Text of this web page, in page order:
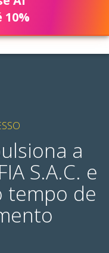
a
S.A.C. e
tempo de
10%